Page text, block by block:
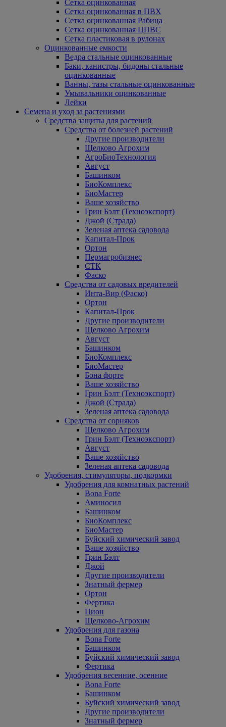
Сетка оцинкованная
Сетка оцинкованная в ПВХ
Сетка оцинкованная Рабица
Сетка оцинкованная ЦПВС
Сетка пластиковая в рулонах
Оцинкованные емкости
Ведра стальные оцинкованные
Баки, канистры, бидоны стальные
оцинкованные
Ванны, тазы стальные оцинкованные
Умывальники оцинкованные
Лейки
Семена и уход за растениями
Средства защиты для растений
Средства от болезней растений
Другие производители
Щелково Агрохим
АгроБиоТехнология
Август
Башинком
БиоКомплекс
БиоМастер
Ваше хозяйство
Грин Бэлт (Техноэкспорт)
Джой (Страда)
Зеленая аптека садовода
Капитал-Прок
Ортон
Пермагробизнес
СТК
Фаско
Средства от садовых вредителей
Инта-Вир (Фаско)
Ортон
Капитал-Прок
Другие производители
Щелково Агрохим
Август
Башинком
БиоКомплекс
БиоМастер
Бона форте
Ваше хозяйство
Грин Бэлт (Техноэкспорт)
Джой (Страда)
Зеленая аптека садовода
Средства от сорняков
Щелково Агрохим
Грин Бэлт (Техноэкспорт)
Август
Ваше хозяйство
Зеленая аптека садовода
Удобрения, стимуляторы, подкормки
Удобрения для комнатных растений
Bona Forte
Аминосил
Башинком
БиоКомплекс
БиоМастер
Буйский химический завод
Ваше хозяйство
Грин Бэлт
Джой
Другие производители
Знатный фермер
Ортон
Фертика
Цион
Щелково-Агрохим
Удобрения для газона
Bona Forte
Башинком
Буйский химический завод
Фертика
Удобрения весенние, осенние
Bona Forte
Башинком
Буйский химический завод
Другие производители
Знатный фермер